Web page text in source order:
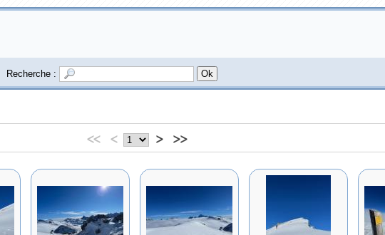
Recherche :
<< < > >>